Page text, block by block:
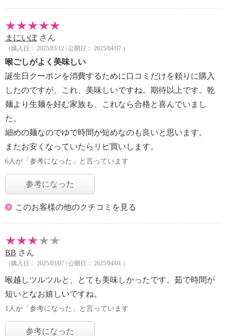
まにいぽさん
（購入日： 2025/03/12 | 公開日： 2025/04/07 ）
喉ごしがよく美味しい
誕生日クーポンを消費するために口コミだけを頼りに購入
したのですが、これ、美味しいですね。期待以上です。乾
麺より生麺を好む家族も、これなら合格と喜んでいまし
た。
細めの麺なのでゆで時間が短めなのも良いと思います。
またお安くなっていたらリピ買いします。
6人が「参考になった」と言っています
参考になった
このお客様の他のクチコミを見る
BB さん
（購入日： 2025/03/07 | 公開日： 2025/04/01 ）
喉越しツルツルと、とても美味しかったです。茹で時間が
短いとなお嬉しいですね。
1人が「参考になった」と言っています
参考になった